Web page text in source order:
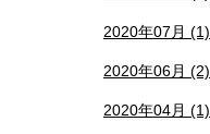
2020年07月 (1)
2020年06月 (2)
2020年04月 (1)